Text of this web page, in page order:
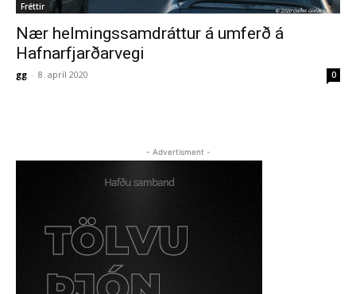
Fréttir
Nær helmingssamdráttur á umferð á
Hafnarfjarðarvegi
gg - 8. apríl 2020 0
- Advertisment -